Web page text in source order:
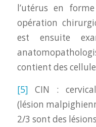
l’utérus en
opération
est ensuite
contient des
[5] CIN :
(lésion
2/3 sont des